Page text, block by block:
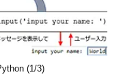
(1/3)